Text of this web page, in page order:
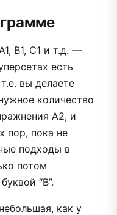
В1, С1 и т.д. —
есть
вы делаете
количество
А2, и
пор, пока не
подходы в
потом
“В”.
как у